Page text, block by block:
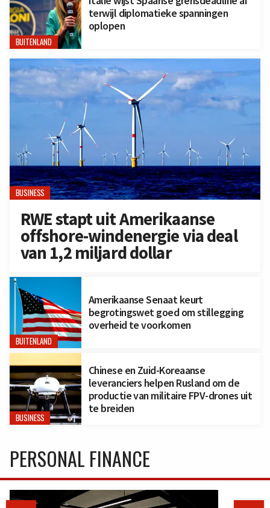
BUITENLAND
terwijl diplomatieke spanningen
oplopen
BUSINESS
RWE stapt uit Amerikaanse
offshore-windenergie via deal
van 1,2 miljard dollar
BUITENLAND
Amerikaanse Senaat keurt
begrotingswet goed om stillegging
overheid te voorkomen
BUSINESS
Chinese en Zuid-Koreaanse
leveranciers helpen Rusland om de
productie van militaire FPV-drones uit
te breiden
PERSONAL FINANCE